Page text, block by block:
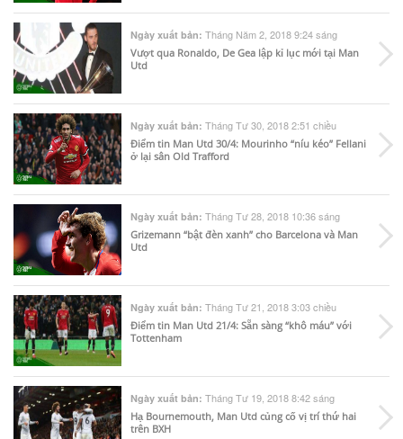
Ngày xuất bản: Tháng Năm 2, 2018 9:24 sáng
Vượt qua Ronaldo, De Gea lập kỉ lục mới tại Man
Utd
Ngày xuất bản: Tháng Tư 30, 2018 2:51 chiều
Điểm tin Man Utd 30/4: Mourinho “níu kéo” Fellani
ở lại sân Old Trafford
Ngày xuất bản: Tháng Tư 28, 2018 10:36 sáng
Grizemann “bật đèn xanh” cho Barcelona và Man
Utd
Ngày xuất bản: Tháng Tư 21, 2018 3:03 chiều
Điểm tin Man Utd 21/4: Sẵn sàng “khô máu” với
Tottenham
Ngày xuất bản: Tháng Tư 19, 2018 8:42 sáng
Hạ Bournemouth, Man Utd củng cố vị trí thứ hai
trên BXH